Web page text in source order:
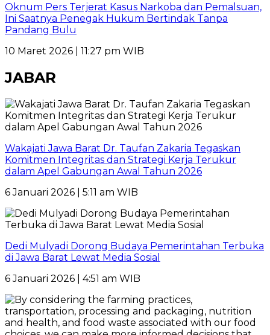
Oknum Pers Terjerat Kasus Narkoba dan Pemalsuan,
Ini Saatnya Penegak Hukum Bertindak Tanpa
Pandang Bulu
10 Maret 2026 | 11:27 pm WIB
JABAR
Wakajati Jawa Barat Dr. Taufan Zakaria Tegaskan
Komitmen Integritas dan Strategi Kerja Terukur
dalam Apel Gabungan Awal Tahun 2026
6 Januari 2026 | 5:11 am WIB
Dedi Mulyadi Dorong Budaya Pemerintahan Terbuka
di Jawa Barat Lewat Media Sosial
6 Januari 2026 | 4:51 am WIB